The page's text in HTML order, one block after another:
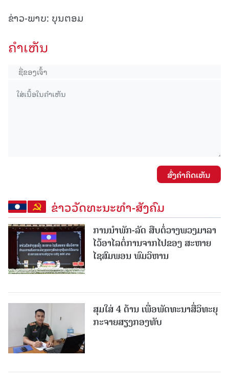
ຂ່າວ-ພາບ: ບຸນຕອມ
ຄໍາເຫັນ
ສົ່ງຄໍາຄິດເຫັນ
ຂ່າວວັດທະນະທຳ-ສັງຄົມ
ການນໍາພັກ-ລັດ ສືບຕໍ່ວາງພວງມາລາ
ໄວ້ອາໄລຕໍ່ການຈາກໄປຂອງ ສະຫາຍ
ໄຊສົມພອນ ພົມວິຫານ
ສຸມໃສ່ 4 ດ້ານ ເພື່ອພັດທະນາສື່ວິທະຍຸ
ກະຈາຍສຽງກອງທັບ